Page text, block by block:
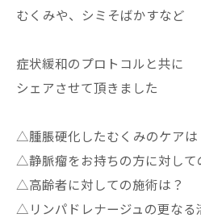
むくみや、シミそばかすなど
症状緩和のプロトコルと共に
シェアさせて頂きました
△腫脹硬化したむくみのケアは
△静脈瘤をお持ちの方に対して
△高齢者に対しての施術は？
△リンパドレナージュの更なる